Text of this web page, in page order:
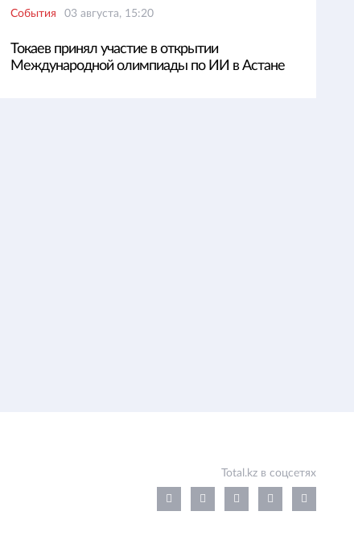
События 03 августа, 15:20
Токаев принял участие в открытии
Международной олимпиады по ИИ в Астане
Total.kz в соцсетях